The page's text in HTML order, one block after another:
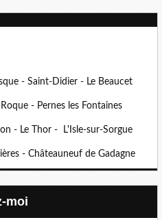
- Saint-Didier - Le Beaucet
Roque - Pernes les Fontaines
- Le Thor - L'Isle-sur-Sorgue
- Châteauneuf de Gadagne
moi